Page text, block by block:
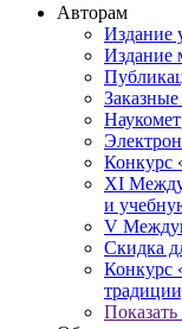
Авторам
Издание
Издание
Конкурс
XI
и
V
Скидка
Конкурс